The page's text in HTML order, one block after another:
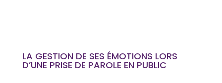
LA GESTION DE SES ÉMOTIONS LORS
D’UNE PRISE DE PAROLE EN PUBLIC